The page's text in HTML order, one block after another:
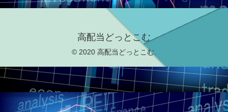
高配当どっとこむ
© 2020 高配当どっとこむ.